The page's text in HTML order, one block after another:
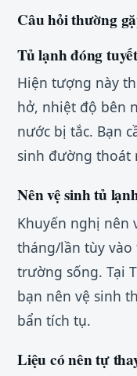
Câu hỏi thường
Tủ lạnh đóng
Hiện tượng này
hở, nhiệt độ bên
nước bị tắc. Bạn
sinh đường thoát
Nên vệ sinh tủ
Khuyến nghị nên
tháng/lần tùy vào
trường sống. Tại
bạn nên vệ sinh
bẩn tích tụ.
Liệu có nên tự